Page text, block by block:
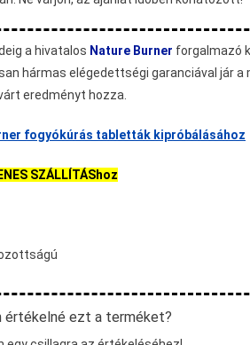
a hivatalos Nature Burner forgalmazó
hármas elégedettségi garanciával jár
eredményt hozza.
fogyókúrás tabletták kipróbálásához
SZÁLLÍTÁShoz
értékelné ezt a terméket?